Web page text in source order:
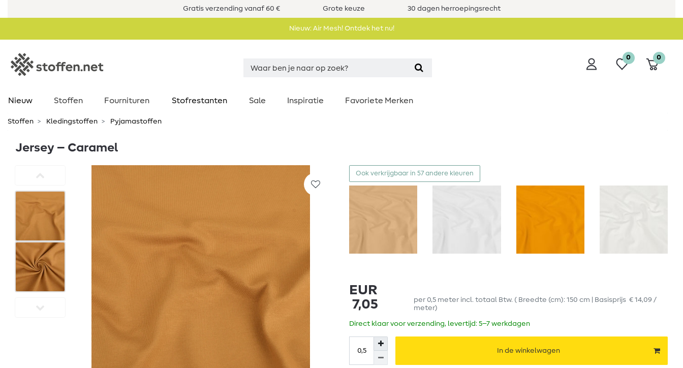
Gratis verzending vanaf 60 € Grote keuze 30 dagen herroepingsrecht
Nieuw: Air Mesh! Ontdek het nu!
0 0
Nieuw Stoffen Fournituren Stofrestanten Sale Inspiratie Favoriete Merken
Stoffen Kledingstoffen Pyjamastoffen
Jersey – Caramel
Ook verkrijgbaar in 57 andere kleuren
EUR
7,05
per 0,5 meter incl. totaal Btw. ( Breedte (cm): 150 cm | Basisprijs € 14,09 /
meter)
Direct klaar voor verzending, levertijd: 5–7 werkdagen
In de winkelwagen